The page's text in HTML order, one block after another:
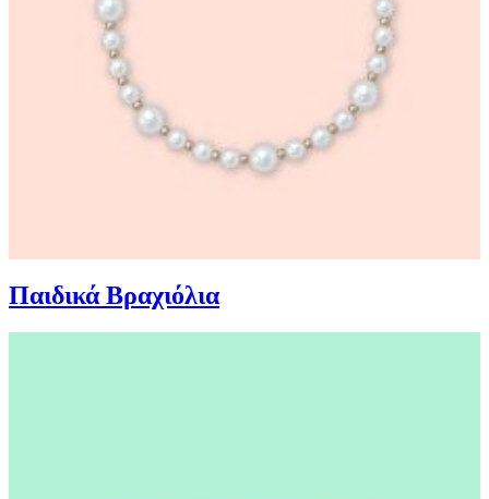
Παιδικά Βραχιόλια